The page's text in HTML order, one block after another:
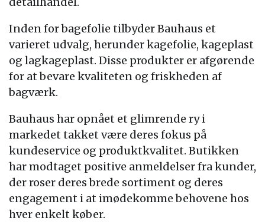
Inden for bagefolie tilbyder Bauhaus et
varieret udvalg, herunder kagefolie, kageplast
og lagkageplast. Disse produkter er afgørende
for at bevare kvaliteten og friskheden af
bagværk.
Bauhaus har opnået et glimrende ry i
markedet takket være deres fokus på
kundeservice og produktkvalitet. Butikken
har modtaget positive anmeldelser fra kunder,
der roser deres brede sortiment og deres
engagement i at imødekomme behovene hos
hver enkelt køber.